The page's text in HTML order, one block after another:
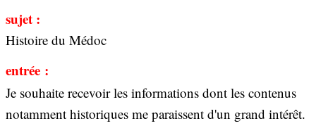
sujet :
Histoire du Médoc
entrée :
Je souhaite recevoir les informations dont les contenus
notamment historiques me paraissent d'un grand intérêt.